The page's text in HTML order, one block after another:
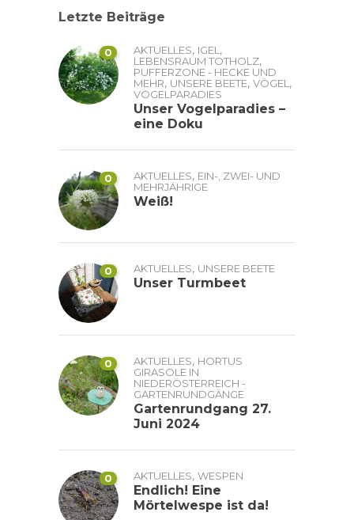
Letzte Beiträge
0 AKTUELLES, IGEL,
LEBENSRAUM TOTHOLZ,
PUFFERZONE - HECKE UND
MEHR, UNSERE BEETE, VÖGEL,
VOGELPARADIES
Unser Vogelparadies –
eine Doku
0 AKTUELLES, EIN-, ZWEI- UND
MEHRJÄHRIGE
Weiß!
0 AKTUELLES, UNSERE BEETE
Unser Turmbeet
0 AKTUELLES, HORTUS
GIRASOLE IN
NIEDERÖSTERREICH -
GARTENRUNDGÄNGE
Gartenrundgang 27.
Juni 2024
0 AKTUELLES, WESPEN
Endlich! Eine
Mörtelwespe ist da!